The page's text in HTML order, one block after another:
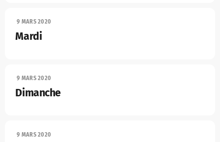
9 MARS 2020
Mardi
9 MARS 2020
Dimanche
9 MARS 2020